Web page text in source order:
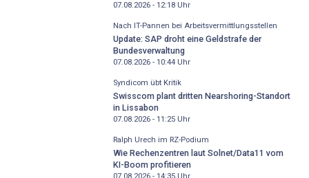
07.08.2026 - 12:18Uhr
Nach IT-Pannen bei Arbeitsvermittlungsstellen
Update: SAP droht eine Geldstrafe der
Bundesverwaltung
07.08.2026 - 10:44Uhr
Syndicom übt Kritik
Swisscom plant dritten Nearshoring-Standort
in Lissabon
07.08.2026 - 11:25Uhr
Ralph Urech im RZ-Podium
Wie Rechenzentren laut Solnet/Data11 vom
KI-Boom profitieren